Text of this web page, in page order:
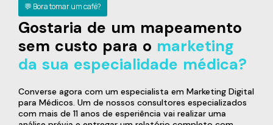
💬 Bora tomar um café?
Gostaria de um mapeamento
sem custo para o marketing
da sua especialidade médica?
Converse agora com um especialista em Marketing Digital
para Médicos. Um de nossos consultores especializados
com mais de 11 anos de esperiência vai realizar uma